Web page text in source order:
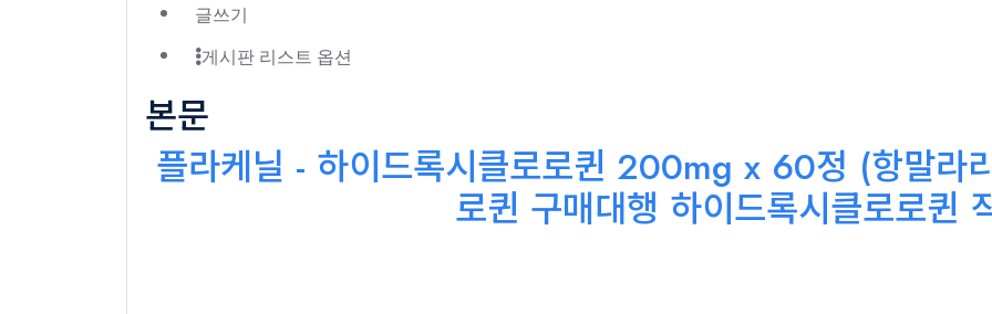
글쓰기
게시판 리스트 옵션
본문
플라케닐 - 하이드록시클로로퀸 200mg x 60정 (항말라
로퀸 구매대행 하이드록시클로로퀸